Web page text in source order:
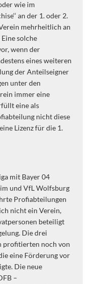
wie im
an der 1. oder 2.
mehrheitlich an
solche
wenn der
eines weiteren
der Anteilseigner
unter den
immer eine
eine als
nicht diese
Lizenz für die 1.
mit Bayer 04
und VfL Wolfsburg
Profiabteilungen
nicht ein Verein,
beteiligt
Die drei
profitierten noch von
eine Förderung vor
Die neue
–